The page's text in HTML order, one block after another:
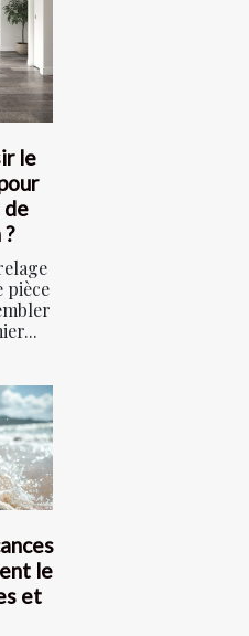
le
de
pièce
le
et